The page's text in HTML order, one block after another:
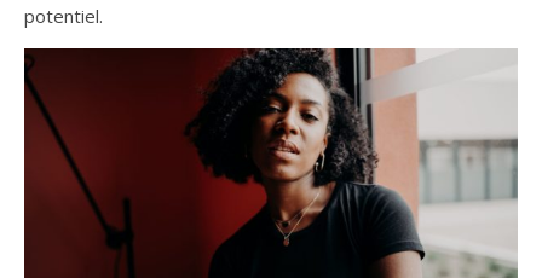
potentiel. ​​​​​​